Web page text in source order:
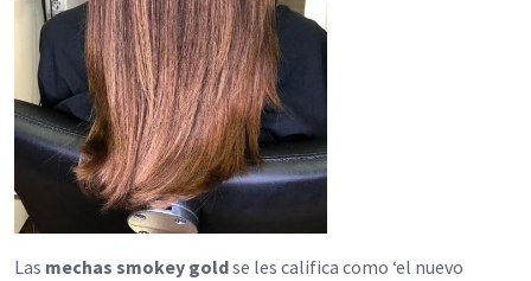
Las mechas smokey goldse les califica como ‘el nuevo